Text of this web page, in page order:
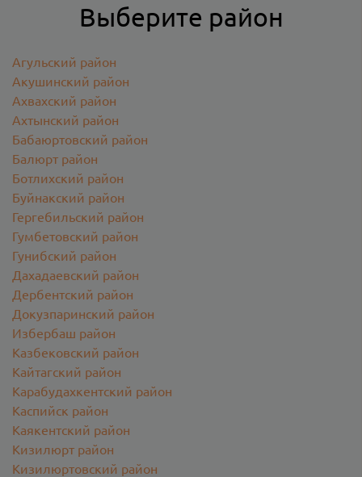
Выберите район
Агульский район
Акушинский район
Ахвахский район
Ахтынский район
Бабаюртовский район
Балюрт район
Ботлихский район
Буйнакский район
Гергебильский район
Гумбетовский район
Гунибский район
Дахадаевский район
Дербентский район
Докузпаринский район
Избербаш район
Казбековский район
Кайтагский район
Карабудахкентский район
Каспийск район
Каякентский район
Кизилюрт район
Кизилюртовский район